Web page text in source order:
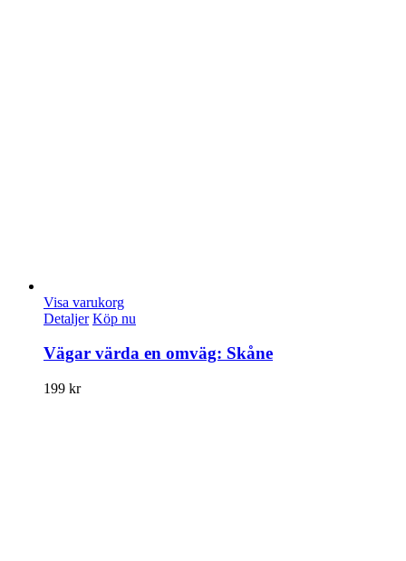
Visa varukorg
Detaljer Köp nu
Vägar värda en omväg: Skåne
199 kr